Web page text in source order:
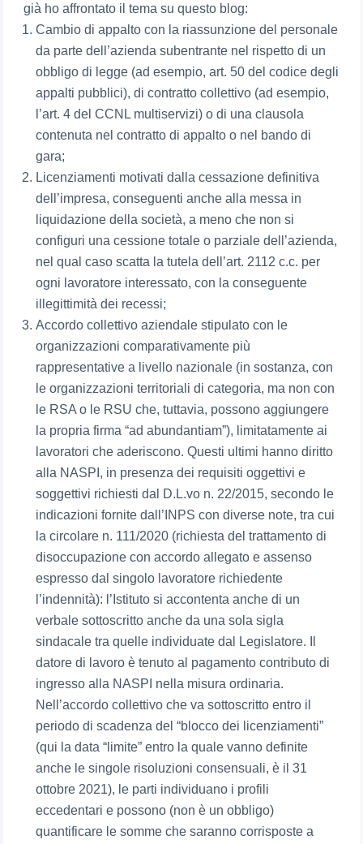
già ho affrontato il tema su questo blog:
Cambio di appalto con la riassunzione del personale
da parte dell’azienda subentrante nel rispetto di un
obbligo di legge (ad esempio, art. 50 del codice degli
appalti pubblici), di contratto collettivo (ad esempio,
l’art. 4 del CCNL multiservizi) o di una clausola
contenuta nel contratto di appalto o nel bando di
gara;
Licenziamenti motivati dalla cessazione definitiva
dell’impresa, conseguenti anche alla messa in
liquidazione della società, a meno che non si
configuri una cessione totale o parziale dell’azienda,
nel qual caso scatta la tutela dell’art. 2112 c.c. per
ogni lavoratore interessato, con la conseguente
illegittimità dei recessi;
Accordo collettivo aziendale stipulato con le
organizzazioni comparativamente più
rappresentative a livello nazionale (in sostanza, con
le organizzazioni territoriali di categoria, ma non con
le RSA o le RSU che, tuttavia, possono aggiungere
la propria firma “ad abundantiam”), limitatamente ai
lavoratori che aderiscono. Questi ultimi hanno diritto
alla NASPI, in presenza dei requisiti oggettivi e
soggettivi richiesti dal D.L.vo n. 22/2015, secondo le
indicazioni fornite dall’INPS con diverse note, tra cui
la circolare n. 111/2020 (richiesta del trattamento di
disoccupazione con accordo allegato e assenso
espresso dal singolo lavoratore richiedente
l’indennità): l’Istituto si accontenta anche di un
verbale sottoscritto anche da una sola sigla
sindacale tra quelle individuate dal Legislatore. Il
datore di lavoro è tenuto al pagamento contributo di
ingresso alla NASPI nella misura ordinaria.
Nell’accordo collettivo che va sottoscritto entro il
periodo di scadenza del “blocco dei licenziamenti”
(qui la data “limite” entro la quale vanno definite
anche le singole risoluzioni consensuali, è il 31
ottobre 2021), le parti individuano i profili
eccedentari e possono (non è un obbligo)
quantificare le somme che saranno corrisposte a